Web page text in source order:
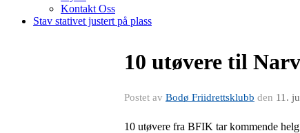
Kontakt Oss
Stav stativet justert på plass
10 utøvere til
Postet av Bodø Friidrettsklubb den 11.
10 utøvere fra BFIK tar kommende